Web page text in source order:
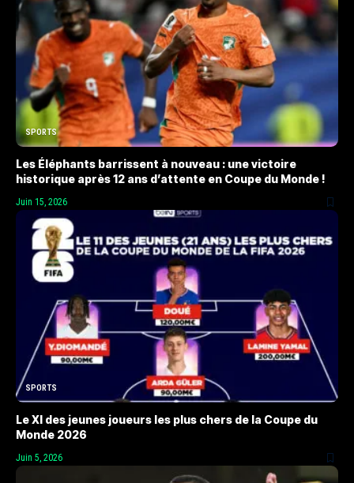
SPORTS
Les Éléphants barrissent à nouveau : une victoire
historique après 12 ans d’attente en Coupe du Monde !
Juin 15, 2026
SPORTS
Le XI des jeunes joueurs les plus chers de la Coupe du
Monde 2026
Juin 5, 2026